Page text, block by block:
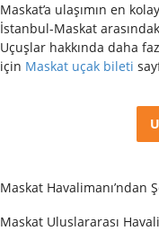
Maskat’a ulaşımın en
İstanbul-Maskat
Uçuşlar hakkında daha
için Maskat uçak bileti
Maskat Havalimanı’ndan
Maskat Uluslararası